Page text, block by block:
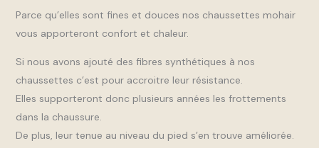
Parce qu’elles sont fines et douces nos chaussettes mohair
vous apporteront confort et chaleur.
Si nous avons ajouté des fibres synthétiques à nos
chaussettes c’est pour accroitre leur résistance.
Elles supporteront donc plusieurs années les frottements
dans la chaussure.
De plus, leur tenue au niveau du pied s’en trouve améliorée.